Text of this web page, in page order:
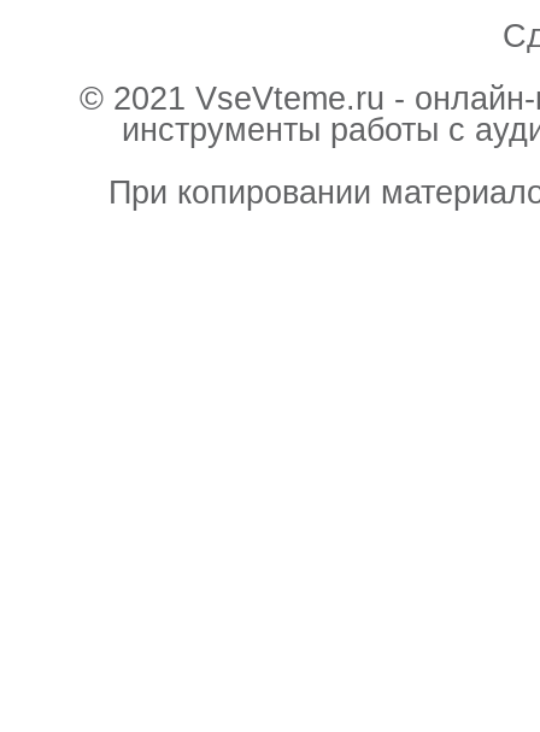
© 2021 VseVteme.ru -
инструменты работы с
При копировании